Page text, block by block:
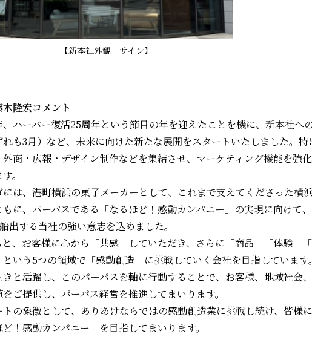
【新本社外観 サイン】
隆宏コメント
ハーバー復活25周年という節目の年を迎えたことを機に、新本社へ
も3月）など、未来に向けた新たな展開をスタートいたしました。特
商・広報・デザイン制作などを集結させ、マーケティング機能を強
。
は、港町横浜の菓子メーカーとして、これまで支えてくださった横
に、パーパスである「なるほど！感動カンパニー」の実現に向けて、
出する当社の強い意志を込めました。
、お客様に心から「共感」していただき、さらに「商品」「体験」
いう5つの領域で「感動創造」に挑戦していく会社を目指しています。
と活躍し、このパーパスを軸に行動することで、お客様、地域社会
ご提供し、パーパス経営を推進してまいります。
の象徴として、ありあけならではの感動創造業に挑戦し続け、皆様
！感動カンパニー」を目指してまいります。